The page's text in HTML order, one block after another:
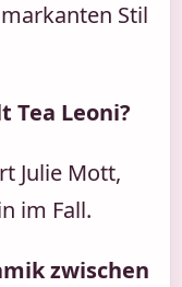
Stil
Tea Leoni?
Julie Mott,
im Fall.
zwischen